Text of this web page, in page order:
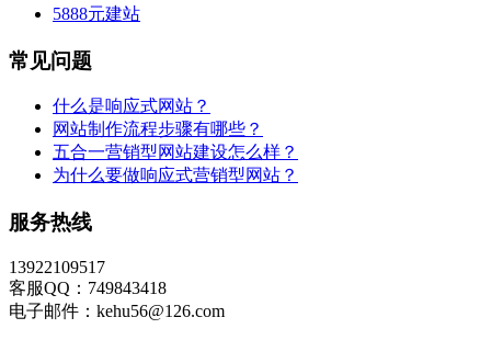
5888元建站
常见问题
什么是响应式网站？
网站制作流程步骤有哪些？
五合一营销型网站建设怎么样？
为什么要做响应式营销型网站？
服务热线
13922109517
客服QQ：749843418
电子邮件：kehu56@126.com